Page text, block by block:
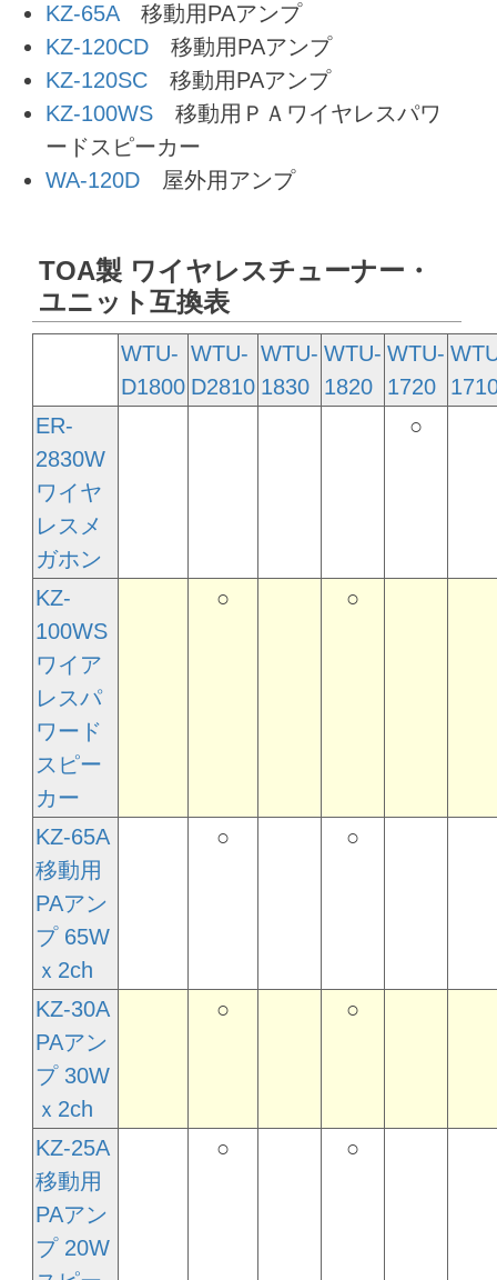
KZ-65A移動用PAアンプ
KZ-120CD移動用PAアンプ
KZ-120SC移動用PAアンプ
KZ-100WS移動用ＰＡワイヤレスパワ
ードスピーカー
WA-120D屋外用アンプ
TOA製 ワイヤレスチューナー・
ユニット互換表
WTU-
D1800
WTU-
D2810
WTU-
1830
WTU-
1820
WTU-
1720
ER-
2830W
ワイヤ
レスメ
ガホン
○
KZ-
100WS
ワイア
レスパ
ワード
スピー
カー
○ ○
KZ-65A
移動用
PAアン
プ 65W
ｘ2ch
○ ○
KZ-30A
PAアン
プ 30W
ｘ2ch
○ ○
KZ-25A
移動用
PAアン
プ 20W
○ ○